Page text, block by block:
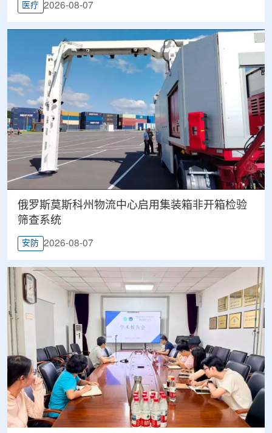
医疗 2026-08-07
俄罗斯莫斯科州物流中心启用集装箱非开箱检验
筛查系统
安防 2026-08-07